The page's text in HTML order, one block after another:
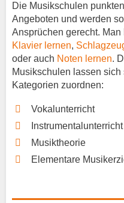
Die Musikschulen
Angeboten und werden
Ansprüchen gerecht. Man
Klavier lernen,
oder auch Noten lernen.
Musikschulen lassen
Kategorien zuordnen:
Vokalunterricht
Instrumentalunterricht
Musiktheorie
Elementare